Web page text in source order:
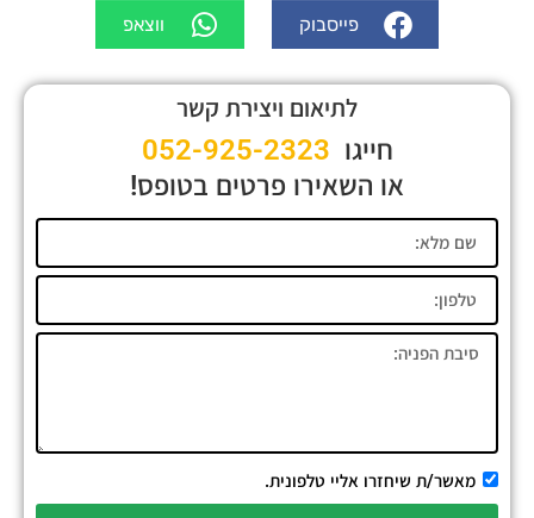
פייסבוק ווצאפ
לתיאום ויצירת קשר
חייגו 052-925-2323
או השאירו פרטים בטופס!
מאשר/ת שיחזרו אליי טלפונית.